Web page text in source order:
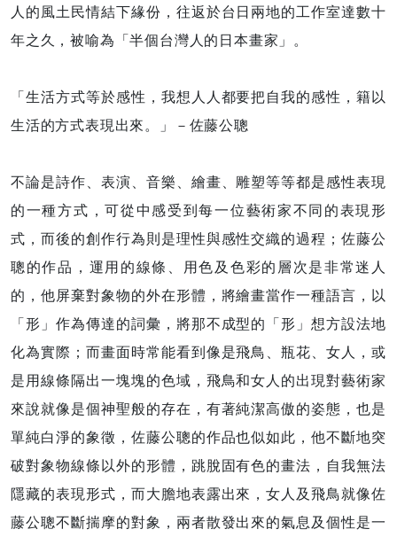
人的風土民情結下緣份，往返於台日兩地的工作室達數十
年之久，被喻為「半個台灣人的日本畫家」。
「生活方式等於感性，我想人人都要把自我的感性，籍以
生活的方式表現出來。」－佐藤公聰
不論是詩作、表演、音樂、繪畫、雕塑等等都是感性表現
的一種方式，可從中感受到每一位藝術家不同的表現形
式，而後的創作行為則是理性與感性交織的過程；佐藤公
聰的作品，運用的線條、用色及色彩的層次是非常迷人
的，他屏棄對象物的外在形體，將繪畫當作一種語言，以
「形」作為傳達的詞彙，將那不成型的「形」想方設法地
化為實際；而畫面時常能看到像是飛鳥、瓶花、女人，或
是用線條隔出一塊塊的色域，飛鳥和女人的出現對藝術家
來說就像是個神聖般的存在，有著純潔高傲的姿態，也是
單純白淨的象徵，佐藤公聰的作品也似如此，他不斷地突
破對象物線條以外的形體，跳脫固有色的畫法，自我無法
隱藏的表現形式，而大膽地表露出來，女人及飛鳥就像佐
藤公聰不斷揣摩的對象，兩者散發出來的氣息及個性是一